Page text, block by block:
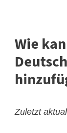
Wie
Zuletzt